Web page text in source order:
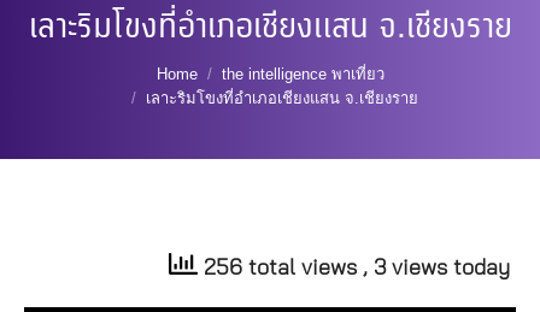
เลาะริมโขงที่อำเภอเชียงแสน จ.เชียงราย
Home
the intelligence พาเที่ยว
เลาะริมโขงที่อำเภอเชียงแสน จ.เชียงราย
256 total views , 3 views today